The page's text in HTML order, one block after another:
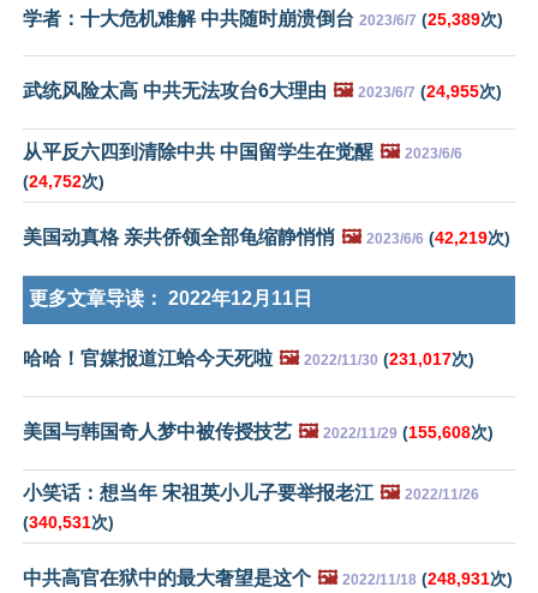
学者：十大危机难解 中共随时崩溃倒台 2023/6/7 (25,389次)
武统风险太高 中共无法攻台6大理由 🖼️ 2023/6/7 (24,955次)
从平反六四到清除中共 中国留学生在觉醒 🖼️ 2023/6/6
(24,752次)
美国动真格 亲共侨领全部龟缩静悄悄 🖼️ 2023/6/6 (42,219次)
更多文章导读： 2022年12月11日
哈哈！官媒报道江蛤今天死啦 🖼️ 2022/11/30 (231,017次)
美国与韩国奇人梦中被传授技艺 🖼️ 2022/11/29 (155,608次)
小笑话：想当年 宋祖英小儿子要举报老江 🖼️ 2022/11/26
(340,531次)
中共高官在狱中的最大奢望是这个 🖼️ 2022/11/18 (248,931次)